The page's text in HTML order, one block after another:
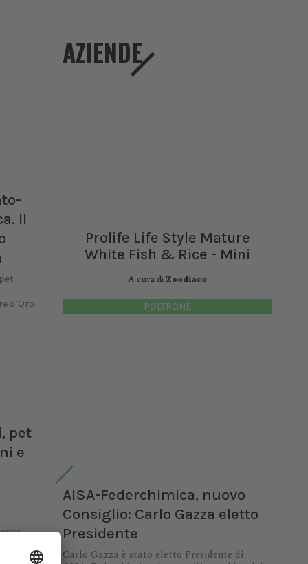
Il
d’Oro
pet
e
in...
AZIENDE
Prolife Life Style Mature
White Fish & Rice - Mini
A cura di Zoodiaco
POLTRONE
AISA-Federchimica, nuovo
Consiglio: Carlo Gazza eletto
Presidente
Carlo Gazza è stato eletto Presidente di